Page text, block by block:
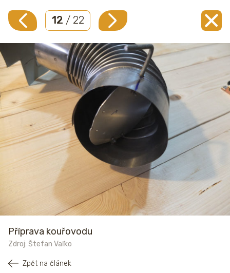
12 / 22
Příprava kouřovodu
Zdroj: Štefan Vaľko
Zpět na článek